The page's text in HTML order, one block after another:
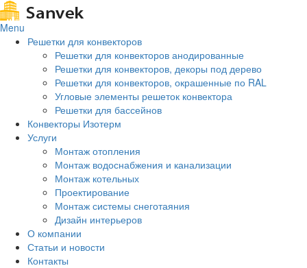
Menu
Решетки для конвекторов
Решетки для конвекторов анодированные
Решетки для конвекторов, декоры под дерево
Решетки для конвекторов, окрашенные по RAL
Угловые элементы решеток конвектора
Решетки для бассейнов
Конвекторы Изотерм
Услуги
Монтаж отопления
Монтаж водоснабжения и канализации
Монтаж котельных
Проектирование
Монтаж системы снеготаяния
Дизайн интерьеров
О компании
Статьи и новости
Контакты